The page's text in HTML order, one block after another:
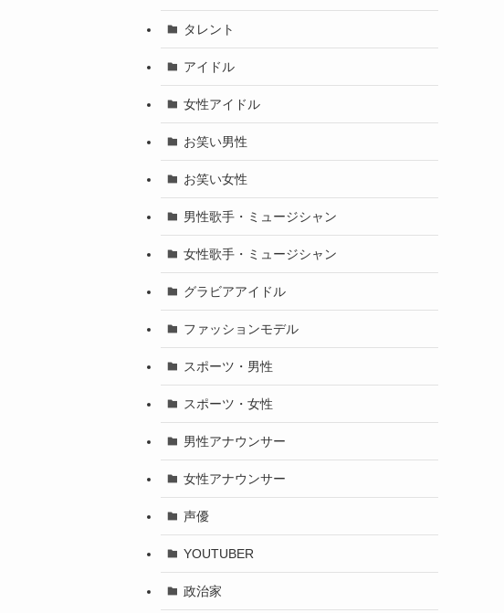
タレント
アイドル
女性アイドル
お笑い男性
お笑い女性
男性歌手・ミュージシャン
女性歌手・ミュージシャン
グラビアアイドル
ファッションモデル
スポーツ・男性
スポーツ・女性
男性アナウンサー
女性アナウンサー
声優
YOUTUBER
政治家